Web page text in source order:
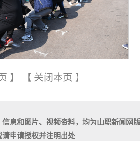
】 【 关闭本页 】
息和图片、视频资料，均为山职新闻网
请申请授权并注明出处